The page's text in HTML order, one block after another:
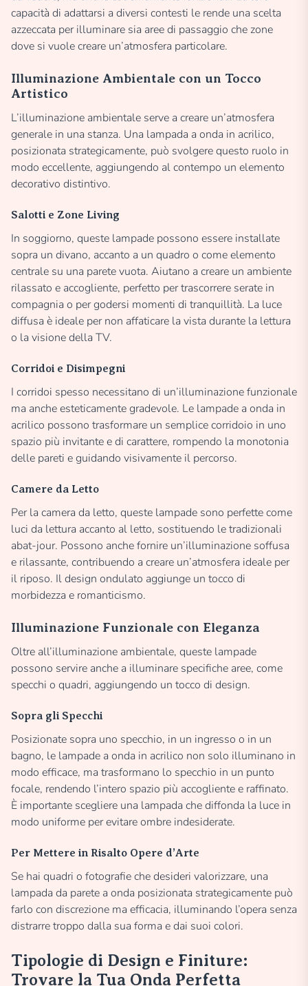
capacità di adattarsi a diversi contesti le rende una scelta
azzeccata per illuminare sia aree di passaggio che zone
dove si vuole creare un’atmosfera particolare.
Illuminazione Ambientale con un Tocco
Artistico
L’illuminazione ambientale serve a creare un’atmosfera
generale in una stanza. Una lampada a onda in acrilico,
posizionata strategicamente, può svolgere questo ruolo in
modo eccellente, aggiungendo al contempo un elemento
decorativo distintivo.
Salotti e Zone Living
In soggiorno, queste lampade possono essere installate
sopra un divano, accanto a un quadro o come elemento
centrale su una parete vuota. Aiutano a creare un ambiente
rilassato e accogliente, perfetto per trascorrere serate in
compagnia o per godersi momenti di tranquillità. La luce
diffusa è ideale per non affaticare la vista durante la lettura
o la visione della TV.
Corridoi e Disimpegni
I corridoi spesso necessitano di un’illuminazione funzionale
ma anche esteticamente gradevole. Le lampade a onda in
acrilico possono trasformare un semplice corridoio in uno
spazio più invitante e di carattere, rompendo la monotonia
delle pareti e guidando visivamente il percorso.
Camere da Letto
Per la camera da letto, queste lampade sono perfette come
luci da lettura accanto al letto, sostituendo le tradizionali
abat-jour. Possono anche fornire un’illuminazione soffusa
e rilassante, contribuendo a creare un’atmosfera ideale per
il riposo. Il design ondulato aggiunge un tocco di
morbidezza e romanticismo.
Illuminazione Funzionale con Eleganza
Oltre all’illuminazione ambientale, queste lampade
possono servire anche a illuminare specifiche aree, come
specchi o quadri, aggiungendo un tocco di design.
Sopra gli Specchi
Posizionate sopra uno specchio, in un ingresso o in un
bagno, le lampade a onda in acrilico non solo illuminano in
modo efficace, ma trasformano lo specchio in un punto
focale, rendendo l’intero spazio più accogliente e raffinato.
È importante scegliere una lampada che diffonda la luce in
modo uniforme per evitare ombre indesiderate.
Per Mettere in Risalto Opere d’Arte
Se hai quadri o fotografie che desideri valorizzare, una
lampada da parete a onda posizionata strategicamente può
farlo con discrezione ma efficacia, illuminando l’opera senza
distrarre troppo dalla sua forma e dai suoi colori.
Tipologie di Design e Finiture:
Trovare la Tua Onda Perfetta